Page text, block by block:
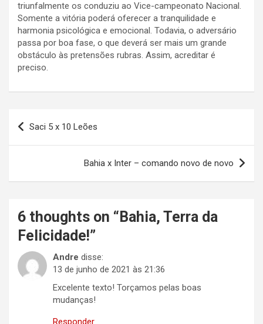
triunfalmente os conduziu ao Vice-campeonato Nacional.
Somente a vitória poderá oferecer a tranquilidade e
harmonia psicológica e emocional. Todavia, o adversário
passa por boa fase, o que deverá ser mais um grande
obstáculo às pretensões rubras. Assim, acreditar é
preciso.
Navegação
de
Saci 5 x 10 Leões
Bahia x Inter – comando novo de novo
6 thoughts on “ Bahia, Terra da
Felicidade!”
Andre disse:
13 de junho de 2021 às 21:36
Excelente texto! Torçamos pelas boas
mudanças!
Responder